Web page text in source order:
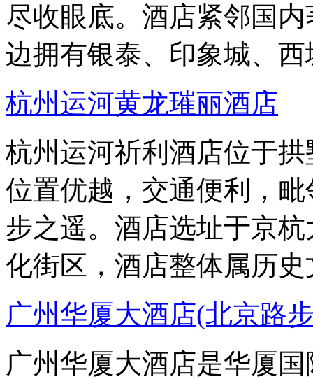
尽收眼底。酒店紧邻国
边拥有银泰、印象城、
杭州运河黄龙璀丽酒店
杭州运河祈利酒店位于
位置优越，交通便利，毗
步之遥。酒店选址于京
化街区，酒店整体属历
广州华厦大酒店(北京路
广州华厦大酒店是华厦